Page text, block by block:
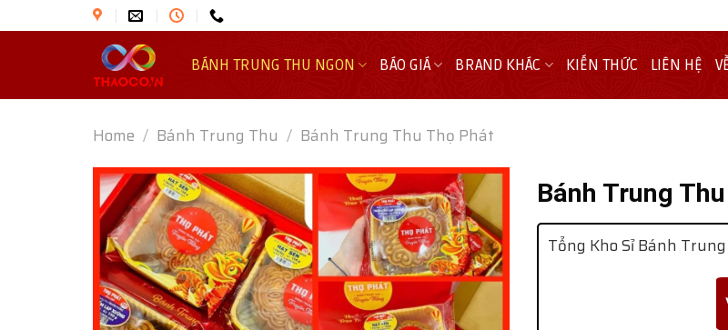
to
BÁNH TRUNG THU NGON BÁO GIÁ BRAND KHÁC KIẾN THỨC LIÊN HỆ
Home / Bánh Trung Thu / Bánh Trung Thu Thọ Phát
Bánh Trung
Tổng Kho Sỉ Bánh